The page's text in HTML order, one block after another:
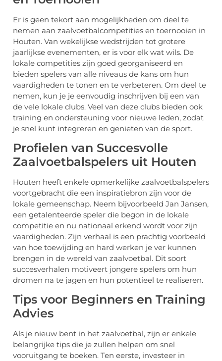
Er is geen tekort aan mogelijkheden om deel te
nemen aan zaalvoetbalcompetities en toernooien in
Houten. Van wekelijkse wedstrijden tot grotere
jaarlijkse evenementen, er is voor elk wat wils. De
lokale competities zijn goed georganiseerd en
bieden spelers van alle niveaus de kans om hun
vaardigheden te tonen en te verbeteren. Om deel te
nemen, kun je je eenvoudig inschrijven bij een van
de vele lokale clubs. Veel van deze clubs bieden ook
training en ondersteuning voor nieuwe leden, zodat
je snel kunt integreren en genieten van de sport.
Profielen van Succesvolle
Zaalvoetbalspelers uit Houten
Houten heeft enkele opmerkelijke zaalvoetbalspelers
voortgebracht die een inspiratiebron zijn voor de
lokale gemeenschap. Neem bijvoorbeeld Jan Jansen,
een getalenteerde speler die begon in de lokale
competitie en nu nationaal erkend wordt voor zijn
vaardigheden. Zijn verhaal is een prachtig voorbeeld
van hoe toewijding en hard werken je ver kunnen
brengen in de wereld van zaalvoetbal. Dit soort
succesverhalen motiveert jongere spelers om hun
dromen na te jagen en hun potentieel te realiseren.
Tips voor Beginners en Training
Advies
Als je nieuw bent in het zaalvoetbal, zijn er enkele
belangrijke tips die je zullen helpen om snel
vooruitgang te boeken. Ten eerste, investeer in